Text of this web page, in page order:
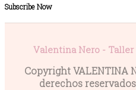
Subscribe Now
Valentina Nero -
Copyright VALENTINA
derechos